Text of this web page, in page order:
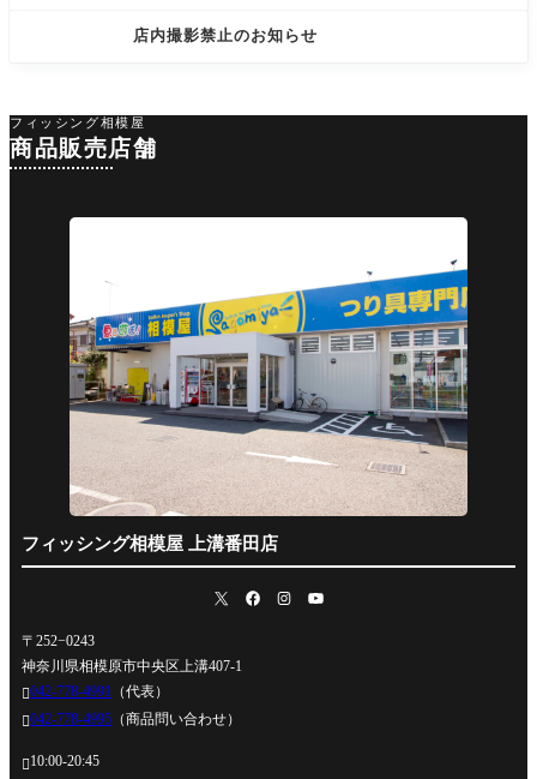
店内撮影禁止のお知らせ
フィッシング相模屋
商品販売店舗
フィッシング相模屋 上溝番田店
〒252−0243
神奈川県相模原市中央区上溝407-1
042-778-4991
（代表）
042-778-4995 （商品問い合わせ）
10:00-20:45